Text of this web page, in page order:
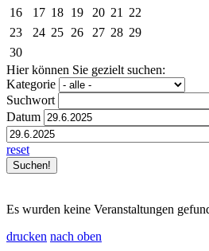
16
17 18 19 20 21
22
23
24 25 26 27 28 29
30
Hier können Sie gezielt suchen:
Kategorie
Suchwort
Datum
reset
Es wurden keine Veranstaltungen
drucken nach oben